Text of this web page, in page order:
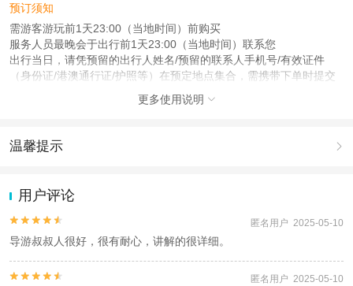
预订须知
需游客游玩前1天23:00（当地时间）前购买
服务人员最晚会于出行前1天23:00（当地时间）联系您
出行当日，请凭预留的出行人姓名/预留的联系人手机号/有效证件
（身份证/港澳通行证/护照等）在预定地点集合，需携带下单时提交
成人：18周岁 – 59周岁；
儿童：3周岁 – 17周岁；
查看： 查看工商执照信息
本产品由青岛驿路同行国际旅行社有限公司代理招徕，委托社为北京蜗牛国际旅
行社有限公司，具体的旅游服务和操作由委托社及其有资质的地接社提供
更多使用说明 
温馨提示 
动（如跳伞、潜水、滑雪等）前，请务必仔细阅读
2.为普及旅游安全知识及旅游文明公约，使您的旅程顺利圆满完成，
特制定《去哪儿网旅游安全手册》 ，请您认真阅读并切实遵守。
用户评论

 匿名用户 2025-05-10
导游叔叔人很好，很有耐心，讲解的很详细。

 匿名用户 2025-05-10